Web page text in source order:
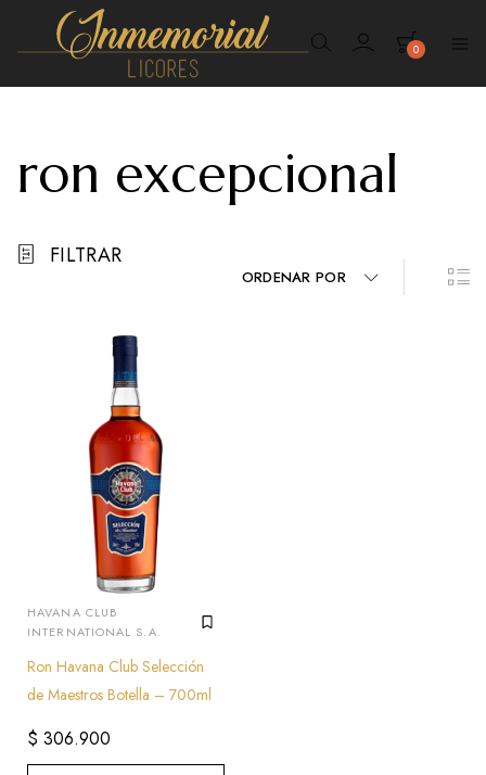
Inmemorial
0
ron excepcional
FILTRAR
ORDENAR POR
HAVANA CLUB
INTERNATIONAL S.A.
Ron Havana Club Selección
de Maestros Botella – 700ml
$ 306.900